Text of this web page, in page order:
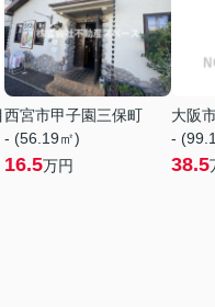
西宮市甲子園三保町
- (56.19㎡)
16.5万円
大阪
-
38.5